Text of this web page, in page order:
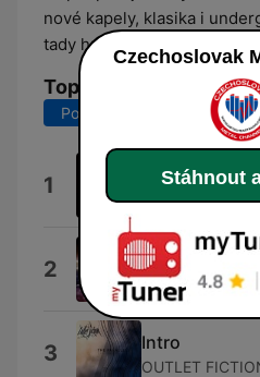
nové kapely, klasika i
tady hraje, stojí za to. Dej si
Top skladby
Posledních 7 dní
1 Druhý dech
Druhý dech
2 Creator of
Eagleheart
3 Intro
OUTLET
Stáhnout